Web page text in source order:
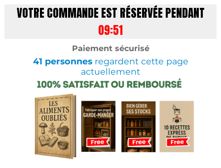
VOTRE COMMANDE EST RÉSERVÉE PENDANT
09:50
Paiement sécurisé
41 personnesregardent cette page
actuellement